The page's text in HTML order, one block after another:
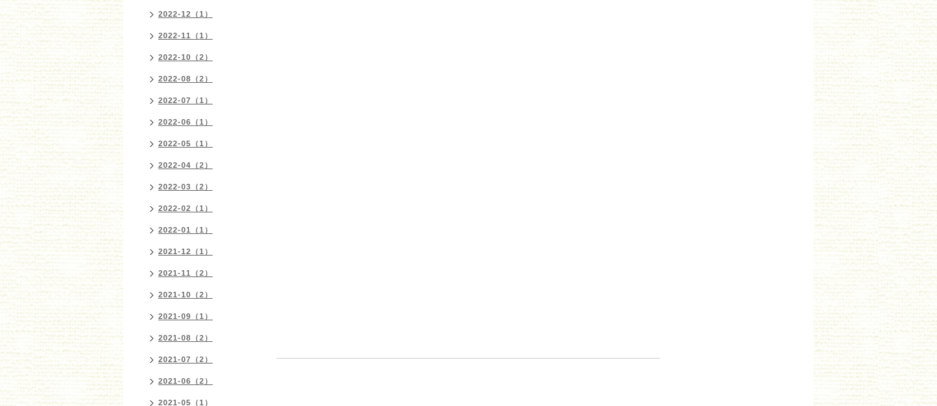
2022-12（1）
2022-11（1）
2022-10（2）
2022-08（2）
2022-07（1）
2022-06（1）
2022-05（1）
2022-04（2）
2022-03（2）
2022-02（1）
2022-01（1）
2021-12（1）
2021-11（2）
2021-10（2）
2021-09（1）
2021-08（2）
2021-07（2）
2021-06（2）
2021-05（1）